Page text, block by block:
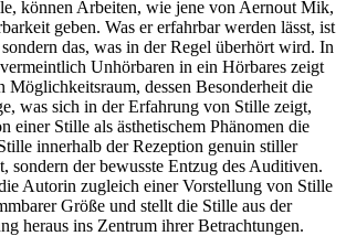
können Arbeiten, wie jene von Aernout Mik,
geben. Was er erfahrbar werden lässt, ist
das, was in der Regel überhört wird. In
Unhörbaren in ein Hörbares zeigt
Möglichkeitsraum, dessen Besonderheit die
was sich in der Erfahrung von Stille zeigt,
einer Stille als ästhetischem Phänomen die
innerhalb der Rezeption genuin stiller
sondern der bewusste Entzug des Auditiven.
Autorin zugleich einer Vorstellung von Stille
Größe und stellt die Stille aus der
heraus ins Zentrum ihrer Betrachtungen.